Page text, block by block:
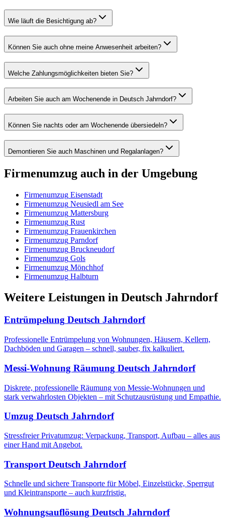
Wie läuft die Besichtigung ab?
Können Sie auch ohne meine Anwesenheit arbeiten?
Welche Zahlungsmöglichkeiten bieten Sie?
Arbeiten Sie auch am Wochenende in Deutsch Jahrndorf?
Können Sie nachts oder am Wochenende übersiedeln?
Demontieren Sie auch Maschinen und Regalanlagen?
Firmenumzug auch in der Umgebung
Firmenumzug Eisenstadt
Firmenumzug Neusiedl am See
Firmenumzug Mattersburg
Firmenumzug Rust
Firmenumzug Frauenkirchen
Firmenumzug Parndorf
Firmenumzug Bruckneudorf
Firmenumzug Gols
Firmenumzug Mönchhof
Firmenumzug Halbturn
Weitere Leistungen in Deutsch Jahrndorf
Entrümpelung Deutsch Jahrndorf
Professionelle Entrümpelung von Wohnungen, Häusern, Kellern,
Dachböden und Garagen – schnell, sauber, fix kalkuliert.
Messi-Wohnung Räumung Deutsch Jahrndorf
Diskrete, professionelle Räumung von Messie-Wohnungen und
stark verwahrlosten Objekten – mit Schutzausrüstung und Empathie.
Umzug Deutsch Jahrndorf
Stressfreier Privatumzug: Verpackung, Transport, Aufbau – alles aus
einer Hand mit Angebot.
Transport Deutsch Jahrndorf
Schnelle und sichere Transporte für Möbel, Einzelstücke, Sperrgut
und Kleintransporte – auch kurzfristig.
Wohnungsauflösung Deutsch Jahrndorf